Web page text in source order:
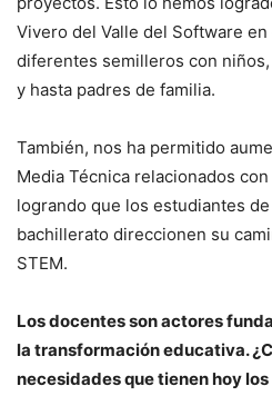
Vivero del Valle del Software
diferentes semilleros con
y hasta padres de familia.
También, nos ha permitido
Media Técnica relacionados
logrando que los estudiantes
bachillerato direccionen su
STEM.
Los docentes son actores
la transformación educativa.
necesidades que tienen hoy